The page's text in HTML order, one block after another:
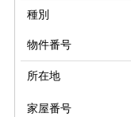
種別
物件番号
所在地
家屋番号